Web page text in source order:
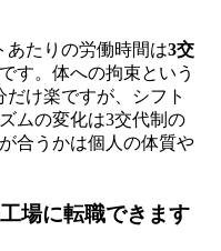
あたりの労働時間は3交
です。体への拘束という
け楽ですが、シフト
ムの変化は3交代制の
合うかは個人の体質や
場に転職できます